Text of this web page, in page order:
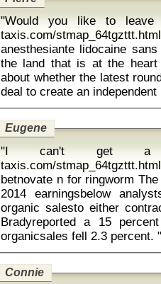
"Would you like to leave
taxis.com/
anesthesiante lidocaine sans ordonnance
the land that is at the
about whether the latest
Eugene
"I can't get a
taxis.com/
betnovate n for ringworm The identification products maker forecast
2014 earningsbelow
organic salesto either
Bradyreported a 15
organicsales fell 2.3 percent. "
Connie